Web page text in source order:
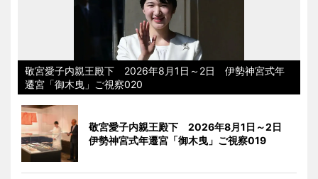
敬宮愛子内親王殿下 2026年8月1日～2日 伊勢神宮式年
遷宮「御木曳」ご視察020
敬宮愛子内親王殿下 2026年8月1日～2日
伊勢神宮式年遷宮「御木曳」ご視察019